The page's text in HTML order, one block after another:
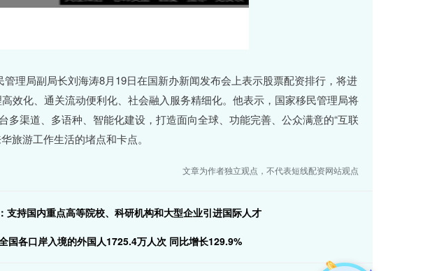
局副局长刘海涛8月19日在国新办新闻发布会上表示股票配资排行，将进
效化、通关流动便利化、社会融入服务精细化。他表示，国家移民管理局将
多渠道、多语种、智能化建设，打造面向全球、功能完善、公众满意的“互联
旅游工作生活的堵点和卡点。
文章为作者独立观点，不代表短线配资网站观点
支持国内重点高等院校、科研机构和大型企业引进国际人才
国各口岸入境的外国人1725.4万人次 同比增长129.9%